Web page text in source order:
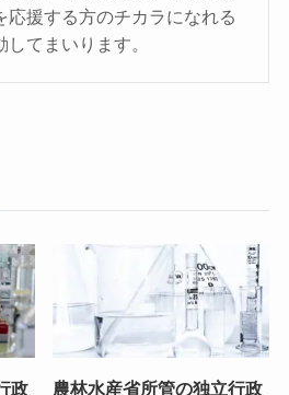
応援する方のチカラになれる
してまいります。
政
農林水産省所管の独立行政